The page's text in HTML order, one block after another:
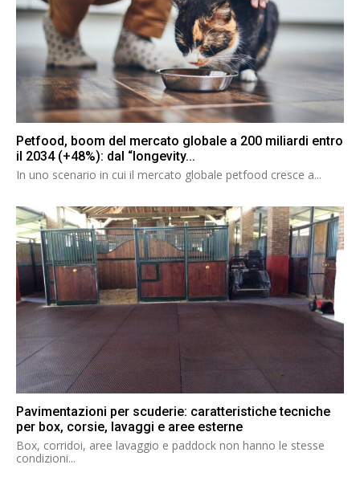
Petfood, boom del mercato globale a 200 miliardi entro
il 2034 (+48%): dal “longevity...
In uno scenario in cui il mercato globale petfood cresce a...
Pavimentazioni per scuderie: caratteristiche tecniche
per box, corsie, lavaggi e aree esterne
Box, corridoi, aree lavaggio e paddock non hanno le stesse
condizioni...